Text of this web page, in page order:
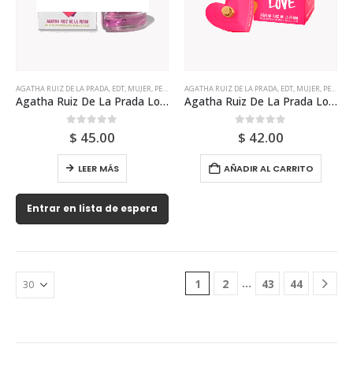
AGATHA RUIZ DE LA PRADA, EDT, MUJER, PERFUME
Agatha Ruiz De La Prada Love Forever Love Edt 80ml Para Mujer
0out of 5
$ 45.00
LEER MÁS
Entrar en lista de espera
AGATHA RUIZ DE LA PRADA, EDT, MUJER, PERFUME
Agatha Ruiz De La Prada Love Love Love Edt 80ml Para Mujer
0out of 5
$ 42.00
AÑADIR AL CARRITO
1 2 … 43 44